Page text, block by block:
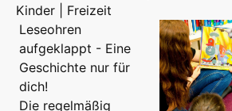
Kinder | Freizeit
Leseohren
aufgeklappt - Eine
Geschichte nur für
dich!
Die regelmäßig